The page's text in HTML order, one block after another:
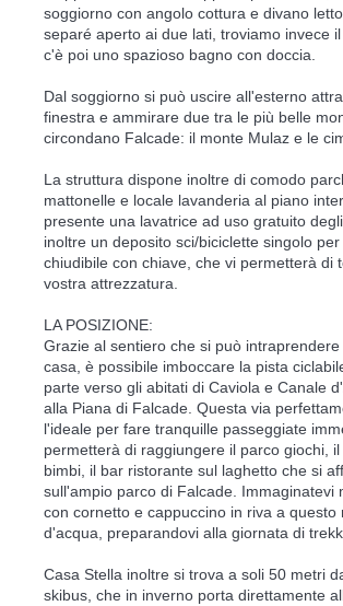
soggiorno con angolo cottura e divano
separé aperto ai due lati, troviamo invece
c'è poi uno spazioso bagno con doccia.
Dal soggiorno si può uscire all'esterno
finestra e ammirare due tra le più belle
circondano Falcade: il monte Mulaz e le
La struttura dispone inoltre di comodo
mattonelle e locale lavanderia al piano
presente una lavatrice ad uso gratuito
inoltre un deposito sci/biciclette singolo
chiudibile con chiave, che vi permetterà di
vostra attrezzatura.
LA POSIZIONE:
Grazie al sentiero che si può
casa, è possibile imboccare la pista
parte verso gli abitati di Caviola e Canale
alla Piana di Falcade. Questa via
l'ideale per fare tranquille passeggiate
permetterà di raggiungere il parco giochi,
bimbi, il bar ristorante sul laghetto che si
sull'ampio parco di Falcade. Immaginatevi
con cornetto e cappuccino in riva a questo
d'acqua, preparandovi alla giornata di
Casa Stella inoltre si trova a soli 50 metri
skibus, che in inverno porta direttamente